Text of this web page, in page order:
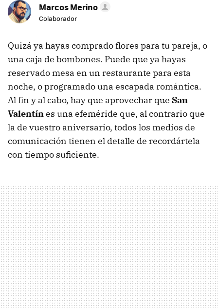
Marcos Merino
Colaborador
Quizá ya hayas comprado flores para tu pareja, o
una caja de bombones. Puede que ya hayas
reservado mesa en un restaurante para esta
noche, o programado una escapada romántica.
Al fin y al cabo, hay que aprovechar que San
Valentínes una efeméride que, al contrario que
la de vuestro aniversario, todos los medios de
comunicación tienen el detalle de recordártela
con tiempo suficiente.